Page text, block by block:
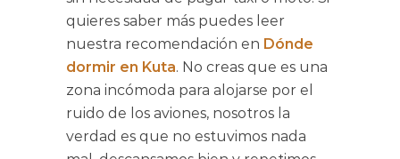
quieres saber más puedes leer
nuestra recomendación en Dónde
dormir en Kuta. No creas que es una
zona incómoda para alojarse por el
ruido de los aviones, nosotros la
verdad es que no estuvimos nada